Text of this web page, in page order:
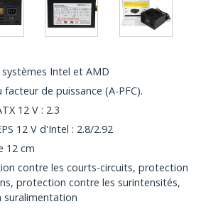
Intel et AMD
de puissance (A-PFC).
12 V : 2.3
12 V d'Intel : 2.8/2.92
12 cm
contre les courts-circuits, protection
protection contre les surintensités,